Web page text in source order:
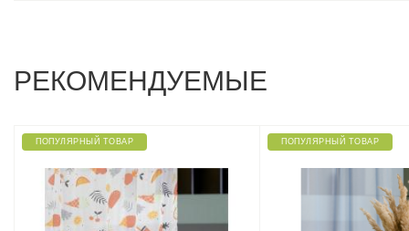
РЕКОМЕНДУЕМЫЕ
ПОПУЛЯРНЫЙ ТОВАР ПОПУЛЯРНЫЙ ТОВАР